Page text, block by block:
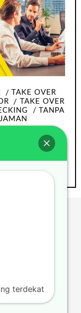
TAKE OVER
TAKE OVER
TANPA
tanpa
terdekat